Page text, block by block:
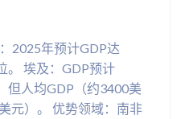
2025年预计GDP达
。 埃及：GDP预计
但人均GDP（约3400美
元）。 优势领域：南非